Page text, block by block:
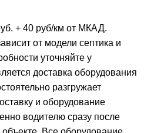
+ 40 руб/км от МКАД.
от модели септика и
уточняйте у
доставка оборудования
разгружает
и оборудование
водителю сразу после